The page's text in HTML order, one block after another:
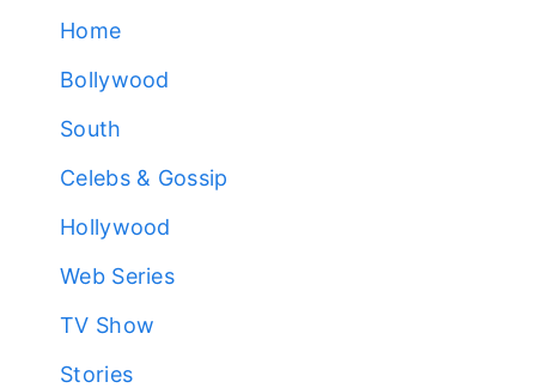
Home
Bollywood
South
Celebs & Gossip
Hollywood
Web Series
TV Show
Stories